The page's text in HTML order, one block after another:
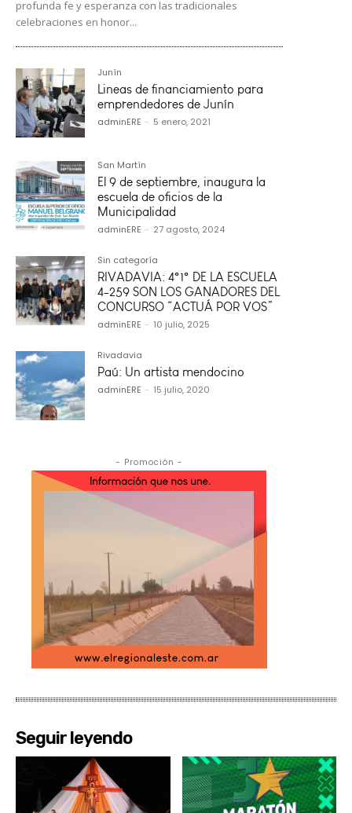
profunda fe y esperanza con las tradicionales
celebraciones en honor...
Junín
Lineas de financiamiento para
emprendedores de Junín
adminERE - 5 enero, 2021
San Martín
El 9 de septiembre, inaugura la
escuela de oficios de la
Municipalidad
adminERE - 27 agosto, 2024
Sin categoría
RIVADAVIA: 4°1° DE LA ESCUELA
4-259 SON LOS GANADORES DEL
CONCURSO “ACTUÁ POR VOS”
adminERE - 10 julio, 2025
Rivadavia
Paú: Un artista mendocino
adminERE - 15 julio, 2020
- Promoción -
Seguir leyendo